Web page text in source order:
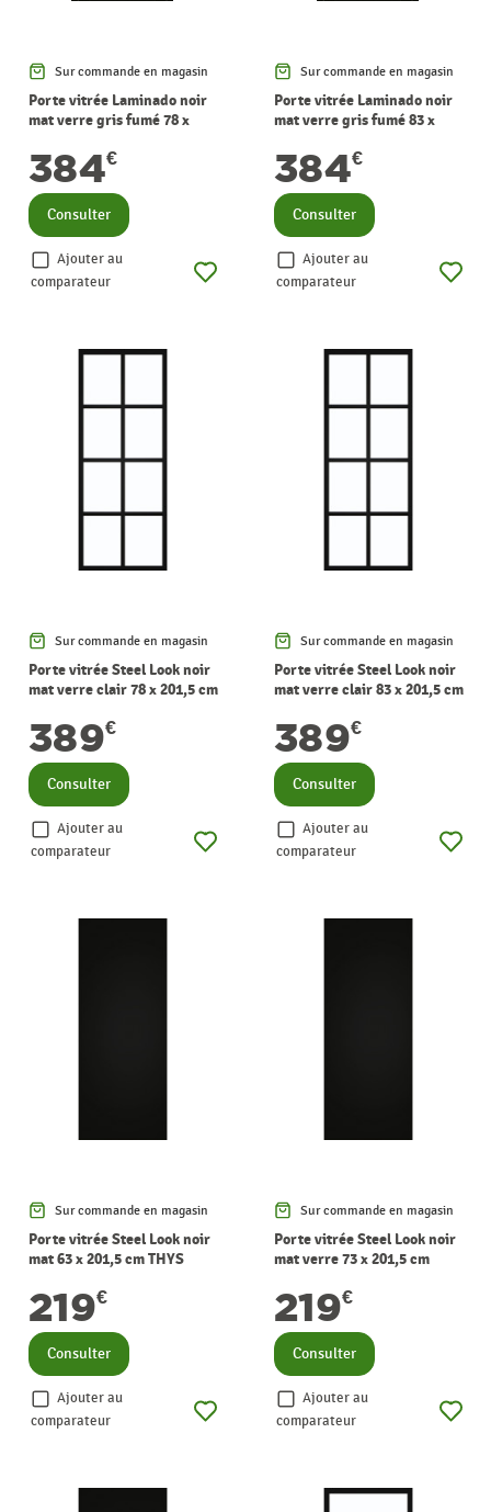
Sur commande en magasin
Porte vitrée Laminado noir
mat verre gris fumé 78 x
384€
Consulter
Ajouter au
comparateur
Sur commande en magasin
Porte vitrée Laminado noir
mat verre gris fumé 83 x
384€
Consulter
Ajouter au
comparateur
Sur commande en magasin
Porte vitrée Steel Look noir
mat verre clair 78 x 201,5 cm
389€
Consulter
Ajouter au
comparateur
Sur commande en magasin
Porte vitrée Steel Look noir
mat verre clair 83 x 201,5 cm
389€
Consulter
Ajouter au
comparateur
Sur commande en magasin
Porte vitrée Steel Look noir
mat 63 x 201,5 cm THYS
219€
Consulter
Ajouter au
comparateur
Sur commande en magasin
Porte vitrée Steel Look noir
mat verre 73 x 201,5 cm
219€
Consulter
Ajouter au
comparateur